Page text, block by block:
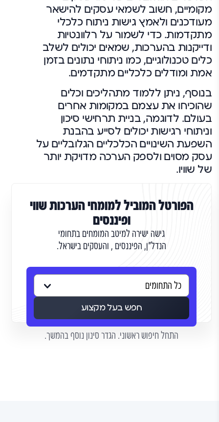
מקומיים, חשוב לשמאי עסקים להישאר
מעודכנים ולאמץ גישות ניתוח כלכלי
מתקדמות. כדי לשמור על רלוונטיות
ודייקנות בהערכות, שמאים יכולים לשלב
כלים טכנולוגיים, כמו ניתוחי נתונים בזמן
אמת ומודלים כלכליים מתקדמים.
בנוסף, ניתן ללמוד מתהליכים וכלים
שהוכיחו את עצמם במקומות אחרים
בעולם. לדוגמה, בניית תרחישי סיכון
וניתוחי רגישות יכולים לסייע בהבנת
השפעת השינויים הכלכליים הגלובליים על
עסק מסוים ולספק הערכה מדויקת יותר
של שוויו.
הפורטל המוביל למומחי הערכות שווי
ופיננסים
גישה ישירה למיטב המומחים בתחומי
הנדל"ן, הפיננסים , והעסקים בישראל.
חפש בעל מקצוע
התחל חיפוש ראשוני. הגדר סינון נוסף בהמשך.